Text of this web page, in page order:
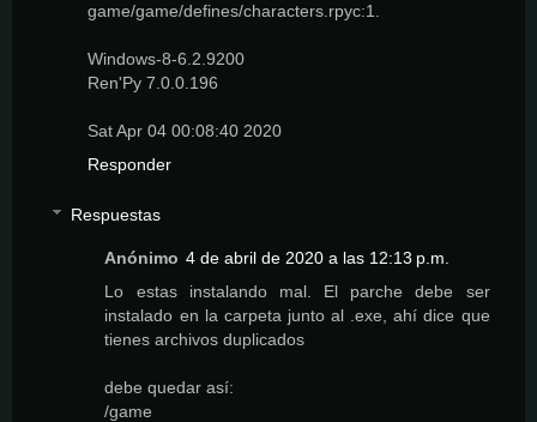
game/game/defines/characters.rpyc:1.
Windows-8-6.2.9200
Ren'Py 7.0.0.196
Sat Apr 04 00:08:40 2020
Responder
Respuestas
Anónimo 4 de abril de 2020 a las 12:13 p.m.
Lo estas instalando mal. El parche debe ser
instalado en la carpeta junto al .exe, ahí dice que
tienes archivos duplicados
debe quedar así:
/game